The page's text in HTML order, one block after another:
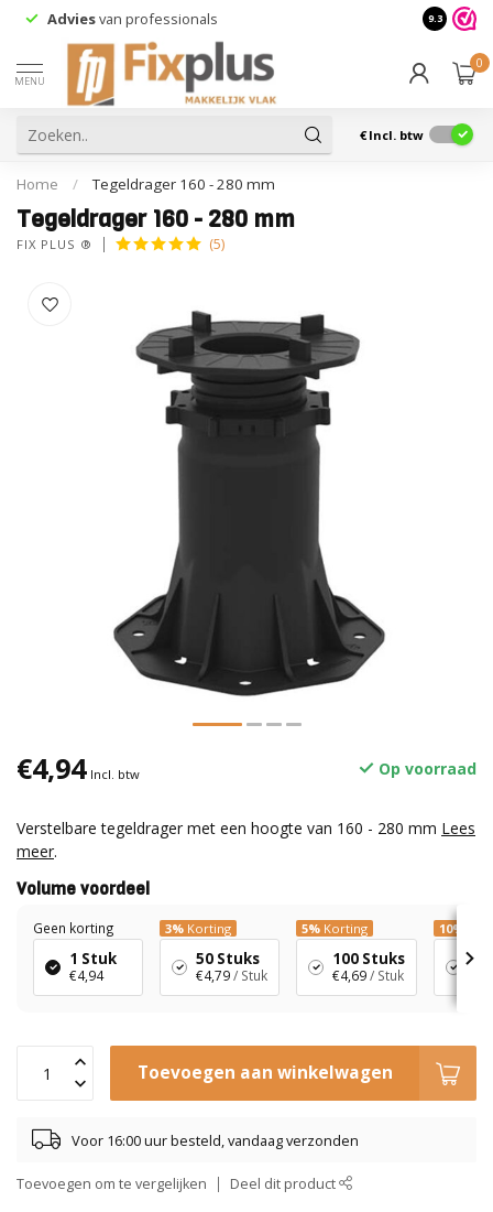
Adviesvan professionals 9.3
MENU
0
€ Incl. btw
Home / Tegeldrager 160 - 280 mm
Tegeldrager 160 - 280 mm
FIX PLUS ® (5)
€4,94 Incl. btw Op voorraad
Verstelbare tegeldrager met een hoogte van 160 - 280 mm Lees
meer.
Volume voordeel
Geen korting
1 Stuk
€4,94
3% Korting
50 Stuks
€4,79/ Stuk
5% Korting
100 Stuks
€4,69/ Stuk
10%
Toevoegen aan winkelwagen
Voor 16:00 uur besteld, vandaag verzonden
Toevoegen om te vergelijken Deel dit product